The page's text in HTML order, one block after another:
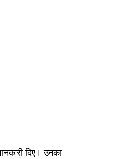
दिए। उनका